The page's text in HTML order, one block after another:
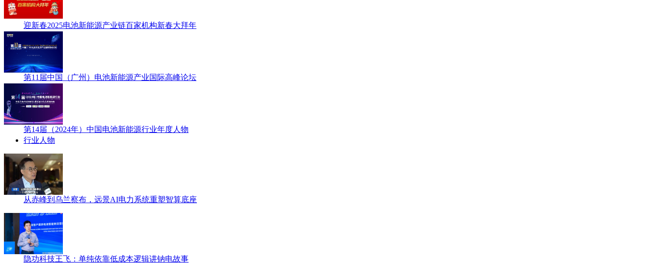
迎新春2025电池新能源产业链百家机构新春大拜年
第11届中国（广州）电池新能源产业国际高峰论坛
第14届（2024年）中国电池新能源行业年度人物
行业人物
从赤峰到乌兰察布，远景AI电力系统重塑智算底座
隐功科技王飞：单纯依靠低成本逻辑讲钠电故事